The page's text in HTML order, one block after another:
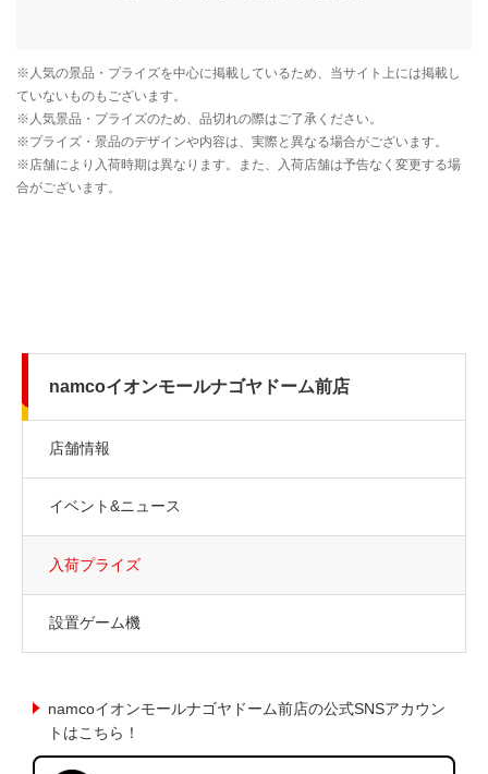
namcoイオンモールナゴヤドーム前店
店舗情報
イベント&ニュース
入荷プライズ
設置ゲーム機
namcoイオンモールナゴヤドーム前店の公式SNSアカウン
トはこちら！